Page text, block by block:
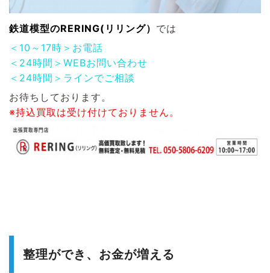
鉄道模型のRERING(リリング） では
＜10～17時＞お電話
＜24時間＞WEBお問い合わせ
＜24時間＞ラインでご相談
お待ちしております。
※持込買取は受け付けておりません。
整理ができ、お金が増える